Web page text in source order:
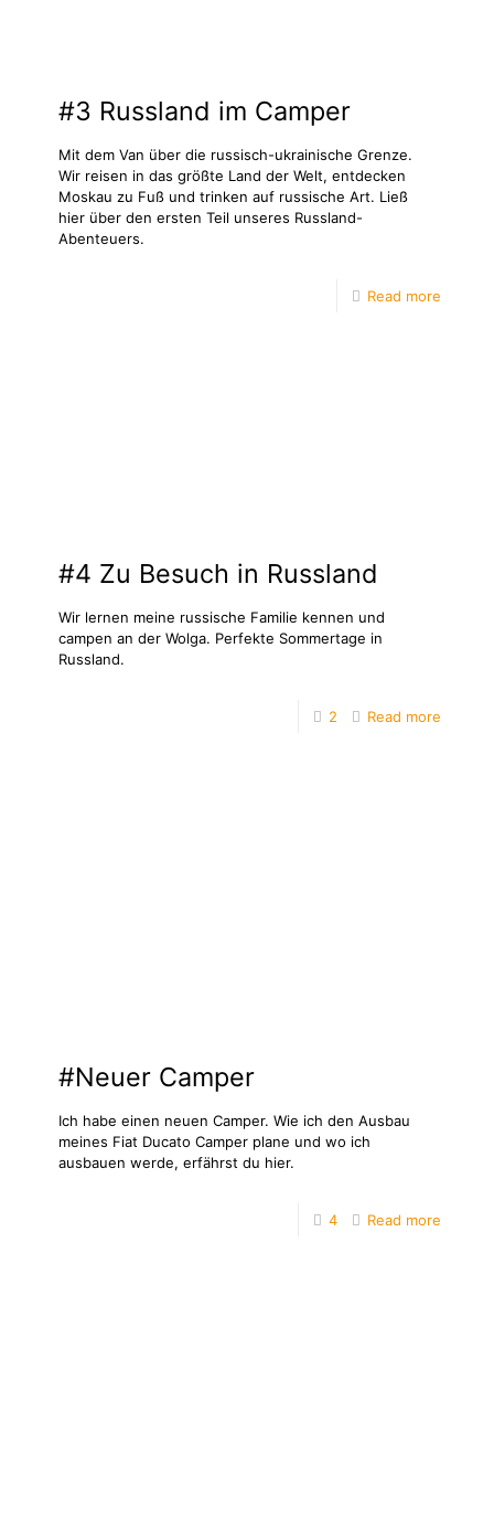
#3 Russland im Camper
Mit dem Van über die russisch-ukrainische Grenze.
Wir reisen in das größte Land der Welt, entdecken
Moskau zu Fuß und trinken auf russische Art. Ließ
hier über den ersten Teil unseres Russland-
Abenteuers.
Read more
#4 Zu Besuch in Russland
Wir lernen meine russische Familie kennen und
campen an der Wolga. Perfekte Sommertage in
Russland.
2 Read more
#Neuer Camper
Ich habe einen neuen Camper. Wie ich den Ausbau
meines Fiat Ducato Camper plane und wo ich
ausbauen werde, erfährst du hier.
4 Read more